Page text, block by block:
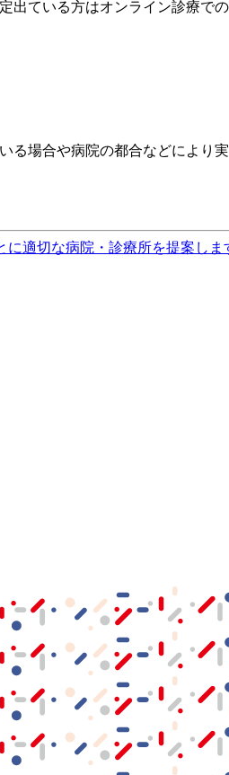
出ている方はオンライン診療で
場合や病院の都合などにより
適切な病院・診療所を提案しま